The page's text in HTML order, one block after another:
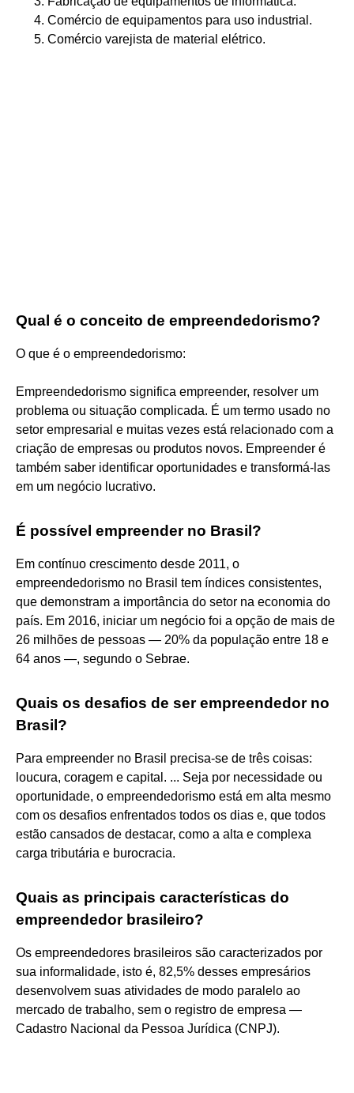
Comércio de equipamentos para uso industrial.
Comércio varejista de material elétrico.
Qual é o conceito de empreendedorismo?
O que é o empreendedorismo:
Empreendedorismo significa empreender, resolver um
problema ou situação complicada. É um termo usado no
setor empresarial e muitas vezes está relacionado com a
criação de empresas ou produtos novos. Empreender é
também saber identificar oportunidades e transformá-las
em um negócio lucrativo.
É possível empreender no Brasil?
Em contínuo crescimento desde 2011, o
empreendedorismo no Brasil tem índices consistentes,
que demonstram a importância do setor na economia do
país. Em 2016, iniciar um negócio foi a opção de mais de
26 milhões de pessoas — 20% da população entre 18 e
64 anos —, segundo o Sebrae.
Quais os desafios de ser empreendedor no
Brasil?
Para empreender no Brasil precisa-se de três coisas:
loucura, coragem e capital. ... Seja por necessidade ou
oportunidade, o empreendedorismo está em alta mesmo
com os desafios enfrentados todos os dias e, que todos
estão cansados de destacar, como a alta e complexa
carga tributária e burocracia.
Quais as principais características do
empreendedor brasileiro?
Os empreendedores brasileiros são caracterizados por
sua informalidade, isto é, 82,5% desses empresários
desenvolvem suas atividades de modo paralelo ao
mercado de trabalho, sem o registro de empresa —
Cadastro Nacional da Pessoa Jurídica (CNPJ).